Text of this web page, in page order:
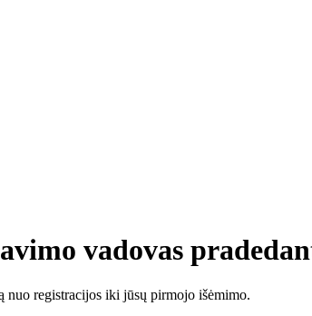
vadovas
nuo registracijos iki jūsų pirmojo išėmimo.